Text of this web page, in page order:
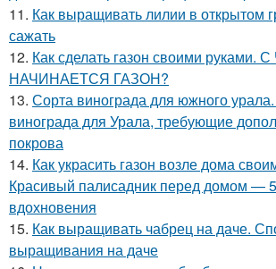
11. Как выращивать лилии в открытом
сажать
12. Как сделать газон своими руками.
НАЧИНАЕТСЯ ГАЗОН?
13. Сорта винограда для южного
винограда для Урала, требующие
покрова
14. Как украсить газон возле дома
Красивый палисадник перед домом —
вдохновения
15. Как выращивать чабрец на даче.
выращивания на даче